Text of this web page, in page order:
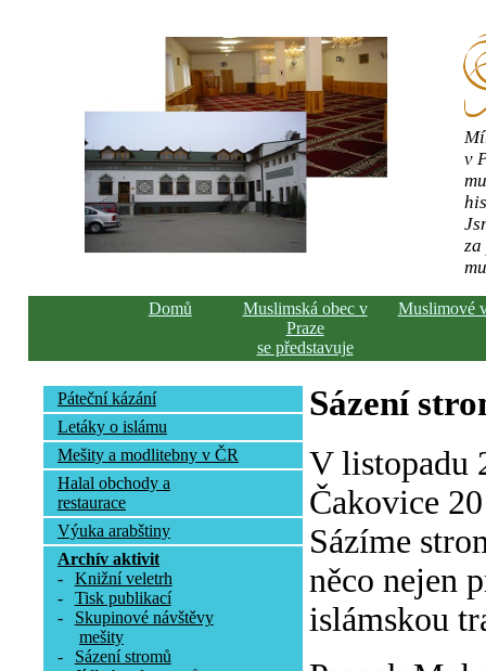
v
Domů
Muslimská obec v
Praze
se představuje
Muslimové
Páteční kázání
Letáky o islámu
Mešity a modlitebny v ČR
Halal obchody a
restaurace
Výuka arabštiny
Archív aktivit
-
Knižní veletrh
-
Tisk publikací
-
Skupinové návštěvy
mešity
-
Sázení stromů
Sázení
V listopadu
Čakovice
Sázíme
něco nejen
islámskou